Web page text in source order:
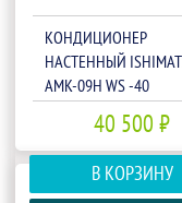
КОНДИЦИОНЕР
НАСТЕННЫЙ
AMK-09H WS -40
40 500 ₽
В КОРЗИНУ